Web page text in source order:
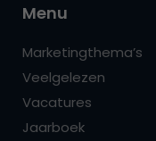
Menu
Marketingthema’s
Veelgelezen
Vacatures
Jaarboek